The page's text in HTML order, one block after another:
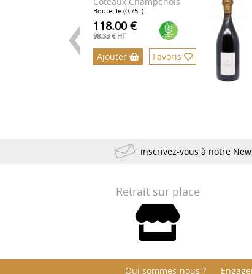
Bouteille (0.75L)
118.00 €
98.33 € HT
Ajouter Favoris
inscrivez-vous à notre
Retrait sur place
Qui sommes-nous ?